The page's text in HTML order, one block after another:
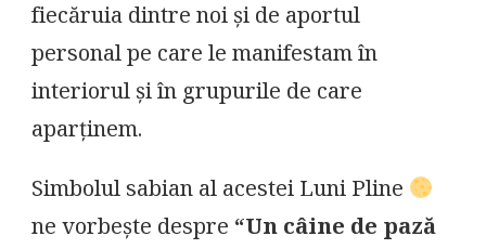
fiecăruia dintre noi și de aportul
personal pe care le manifestam în
interiorul și în grupurile de care
aparținem.
Simbolul sabian al acestei Luni Pline
ne vorbește despre “Un câine de pază